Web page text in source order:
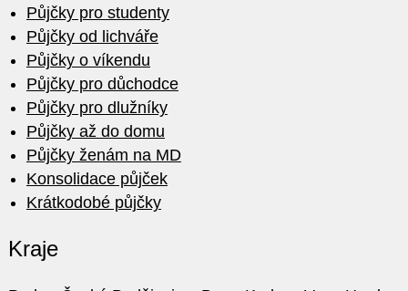
Půjčky pro studenty
Půjčky od lichváře
Půjčky o víkendu
Půjčky pro důchodce
Půjčky pro dlužníky
Půjčky až do domu
Půjčky ženám na MD
Konsolidace půjček
Krátkodobé půjčky
Kraje